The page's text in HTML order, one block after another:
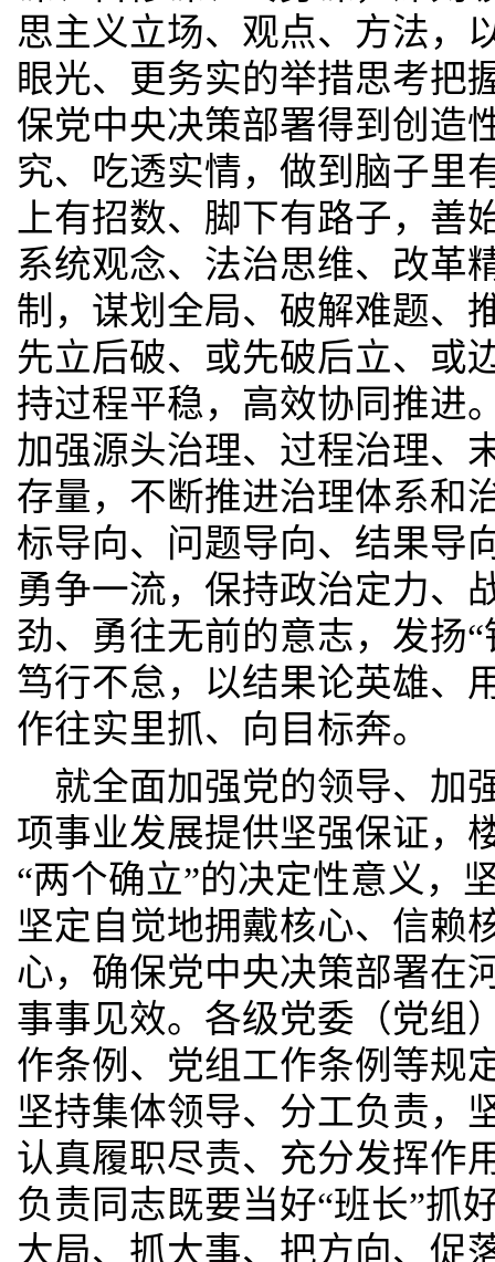
思主义立场、观点、方法，
眼光、更务实的举措思考把
保党中央决策部署得到创造
究、吃透实情，做到脑子里
上有招数、脚下有路子，善
系统观念、法治思维、改革
制，谋划全局、破解难题、
先立后破、或先破后立、或
持过程平稳，高效协同推进
加强源头治理、过程治理、
存量，不断推进治理体系和
标导向、问题导向、结果导
勇争一流，保持政治定力、
劲、勇往无前的意志，发扬
笃行不怠，以结果论英雄、
作往实里抓、向目标奔。
就全面加强党的领导、加
项事业发展提供坚强保证，
“两个确立”的决定性意义，
坚定自觉地拥戴核心、信赖
心，确保党中央决策部署在
事事见效。各级党委（党组
作条例、党组工作条例等规
坚持集体领导、分工负责，
认真履职尽责、充分发挥作
负责同志既要当好“班长”抓
大局、抓大事、把方向、促